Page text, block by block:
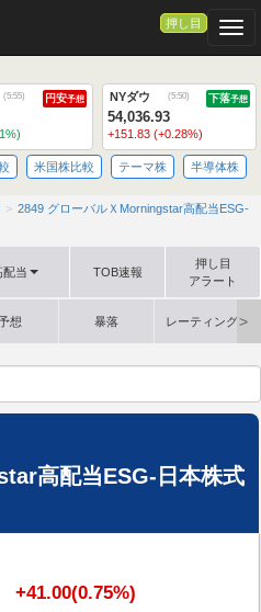
押し目
(5:55) 円安予想 NYダウ (5:50) 下落予想
54,036.93
+151.83 (+0.28%)
米国株比較 テーマ株 半導体株
2849 グローバルＸMorningstar高配当ESG-
配当 TOB速報
押し目
アラート
想 暴落 レーティング格
高配当ESG-日本株式
+41.00(0.75%)